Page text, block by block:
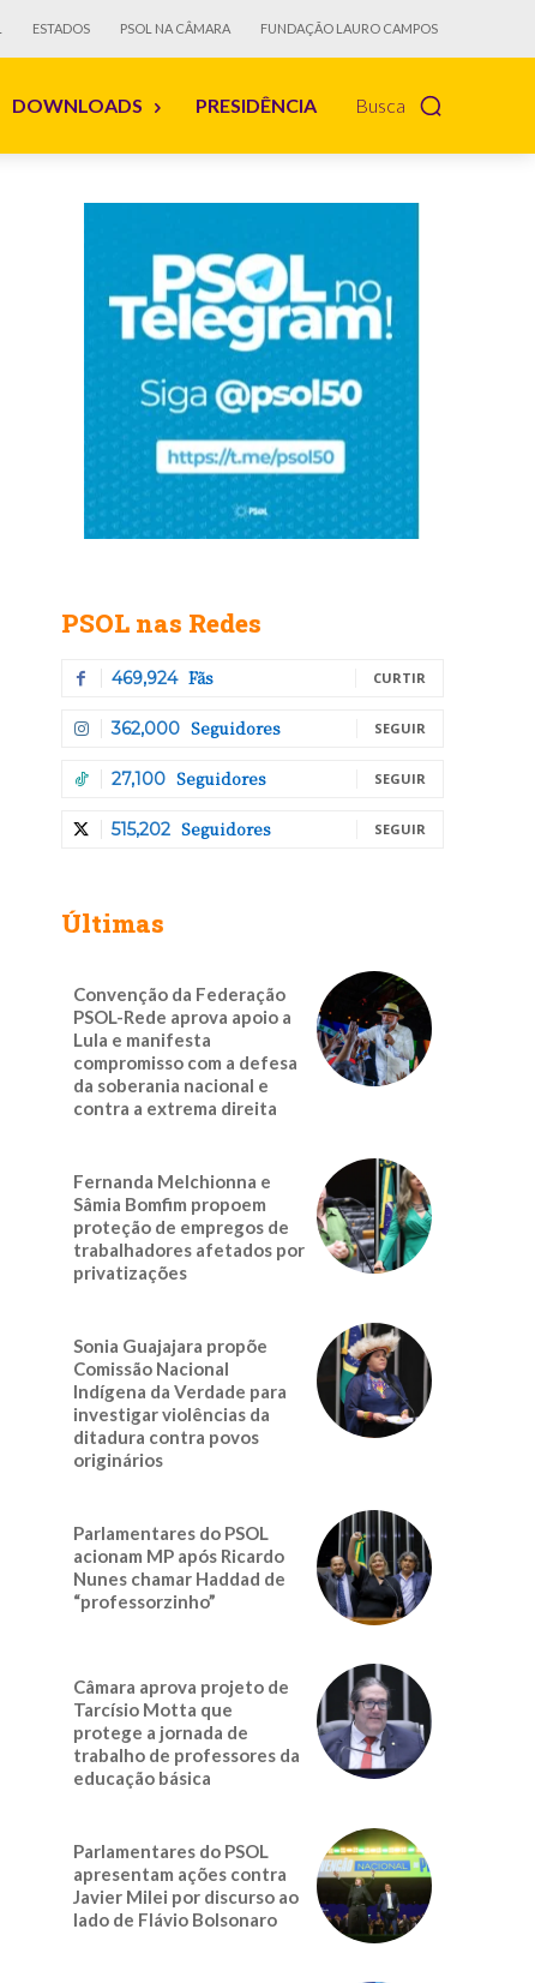
ESTADOS PSOL NA CÂMARA FUNDAÇÃO LAURO CAMPOS
Busca
DOWNLOADS PRESIDÊNCIA
PSOL nas Redes
469,924 Fãs CURTIR
362,000 Seguidores SEGUIR
27,100 Seguidores SEGUIR
515,202 Seguidores SEGUIR
Últimas
Convenção da Federação
PSOL-Rede aprova apoio a
Lula e manifesta
compromisso com a defesa
da soberania nacional e
contra a extrema direita
Fernanda Melchionna e
Sâmia Bomfim propoem
proteção de empregos de
trabalhadores afetados por
privatizações
Sonia Guajajara propõe
Comissão Nacional
Indígena da Verdade para
investigar violências da
ditadura contra povos
originários
Parlamentares do PSOL
acionam MP após Ricardo
Nunes chamar Haddad de
“professorzinho”
Câmara aprova projeto de
Tarcísio Motta que
protege a jornada de
trabalho de professores da
educação básica
Parlamentares do PSOL
apresentam ações contra
Javier Milei por discurso ao
lado de Flávio Bolsonaro